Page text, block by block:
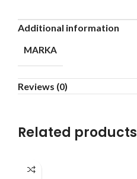
Additional information
MARKA
Reviews (0)
Related products